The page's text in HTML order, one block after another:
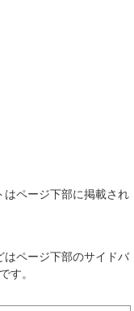
はページ下部に掲載され
はページ下部のサイドバ
す。